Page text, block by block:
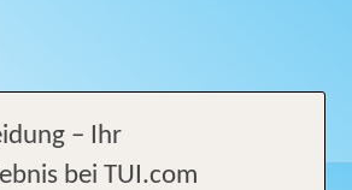
– Ihr
bei TUI.com